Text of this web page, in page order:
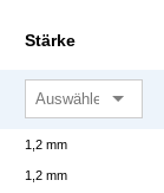
Stärke
1,2 mm
1,2 mm